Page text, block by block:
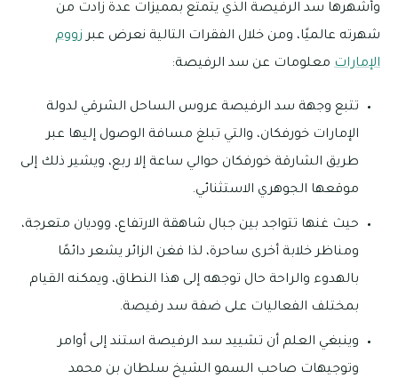
وأشهرها سد الرفيصة الذي يتمتع بمميزات عدة زادت من
شهرته عالميًا، ومن خلال الفقرات التالية نعرض عبر زووم
الإمارات معلومات عن سد الرفيصة:
تتبع وجهة سد الرفيصة عروس الساحل الشرقي لدولة
الإمارات خورفكان، والتي تبلغ مسافة الوصول إليها عبر
طريق الشارقة خورفكان حوالي ساعة إلا ربع، ويشير ذلك إلى
موقعها الجوهري الاستثنائي.
حيث غنها تتواجد بين جبال شاهقة الارتفاع، ووديان متعرجة،
ومناظر خلابة أخرى ساحرة، لذا فغن الزائر يشعر دائمًا
بالهدوء والراحة حال توجهه إلى هذا النطاق، ويمكنه القيام
بمختلف الفعاليات على ضفة سد رفيصة.
وينبغي العلم أن تشييد سد الرفيصة استند إلى أوامر
وتوجيهات صاحب السمو الشيخ سلطان بن محمد